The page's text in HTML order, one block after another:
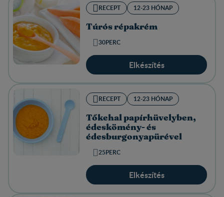
RECEPT 12-23 HÓNAP
Túrós répakrém
30PERC
Elkészítés
RECEPT 12-23 HÓNAP
Tőkehal papírhüvelyben,
édeskömény- és
édesburgonyapürével
25PERC
Elkészítés